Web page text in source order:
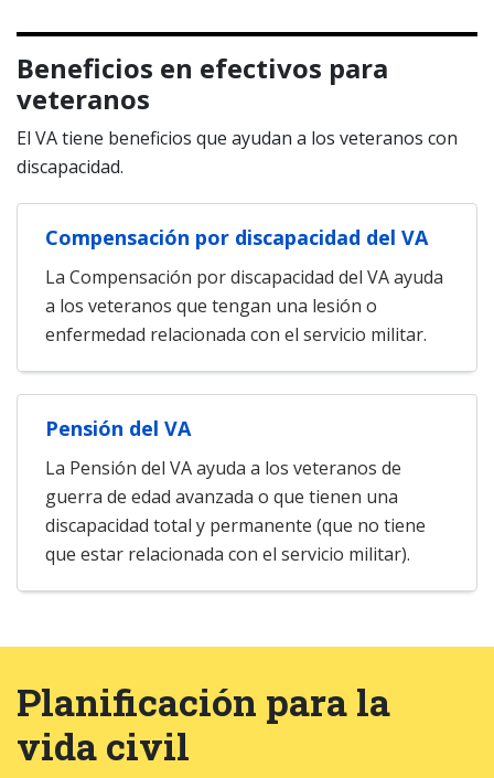
Beneficios en efectivos para
veteranos
El VA tiene beneficios que ayudan a los veteranos con
discapacidad.
Compensación por discapacidad del VA
La Compensación por discapacidad del VA ayuda
a los veteranos que tengan una lesión o
enfermedad relacionada con el servicio militar.
Pensión del VA
La Pensión del VA ayuda a los veteranos de
guerra de edad avanzada o que tienen una
discapacidad total y permanente (que no tiene
que estar relacionada con el servicio militar).
Planificación para la
vida civil